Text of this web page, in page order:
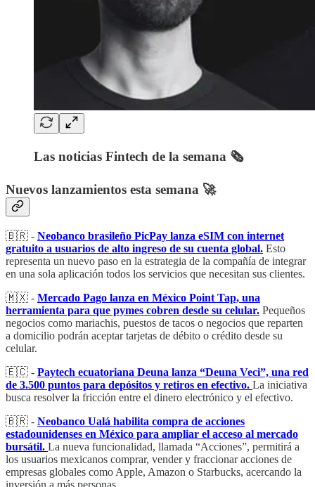
Las noticias Fintech de la semana 🗞️
Nuevos lanzamientos esta semana 🚀
🇧🇷 - Neobanco brasileño PicPay lanza eSIM con internet
gratuito a usuarios de alto ingreso de su cuenta global. Esto
representa un nuevo paso en la estrategia de la compañía de integrar
en una sola aplicación todos los servicios que necesitan sus clientes.
🇲🇽 - Mercado Pago lanza en México Point Tap, una
herramienta para que pymes cobren desde su celular. Pequeños
negocios como mariachis, puestos de tacos o negocios que reparten
a domicilio podrán aceptar tarjetas de débito o crédito desde su
celular.
🇪🇨 - Paytech ecuatoriana Deuna lanza “Deuna Veci”, una red
de 3.500 puntos para depósitos y retiros en efectivo. La iniciativa
busca resolver la fricción entre el dinero electrónico y el efectivo.
🇧🇷 - Neobanco Ualá habilita compra de acciones
estadounidenses en México para ampliar el acceso al mercado
bursátil. La nueva funcionalidad, llamada “Acciones”, permitirá a
los usuarios mexicanos comprar, vender y fraccionar acciones de
empresas globales como Apple, Amazon o Starbucks, acercando la
inversión a más personas.